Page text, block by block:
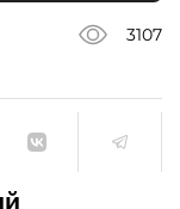
3107